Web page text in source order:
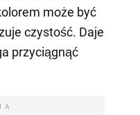
może być
czystość. Daje
przyciągnąć